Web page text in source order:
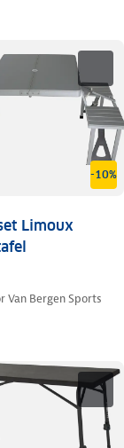
-10%
Limoux
Van Bergen Sports